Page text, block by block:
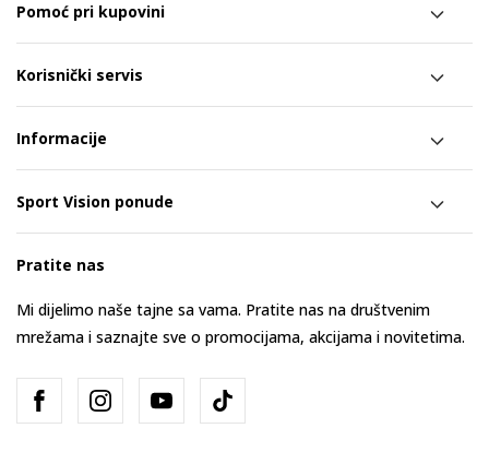
Pomoć pri kupovini
Korisnički servis
Informacije
Sport Vision ponude
Pratite nas
Mi dijelimo naše tajne sa vama. Pratite nas na društvenim
mrežama i saznajte sve o promocijama, akcijama i novitetima.